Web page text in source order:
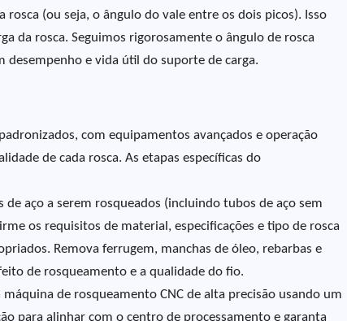
(ou seja, o ângulo do vale entre os dois picos). Isso
da rosca. Seguimos rigorosamente o ângulo de rosca
desempenho e vida útil do suporte de carga.
com equipamentos avançados e operação
de cada rosca. As etapas específicas do
aço a serem rosqueados (incluindo tubos de aço sem
os requisitos de material, especificações e tipo de rosca
Remova ferrugem, manchas de óleo, rebarbas e
de rosqueamento e a qualidade do fio.
de rosqueamento CNC de alta precisão usando um
para alinhar com o centro de processamento e garanta